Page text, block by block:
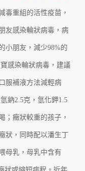
毒重組的活性疫苗，
友感染輪狀病毒，病
小朋友，減少98%的
感染輪狀病毒，建議
服補液方法減輕病
鈉2.5克，氫化鉀1.5
；癥狀較重的孩子，
狀，同時配以潘生丁
母乳，母乳中含有